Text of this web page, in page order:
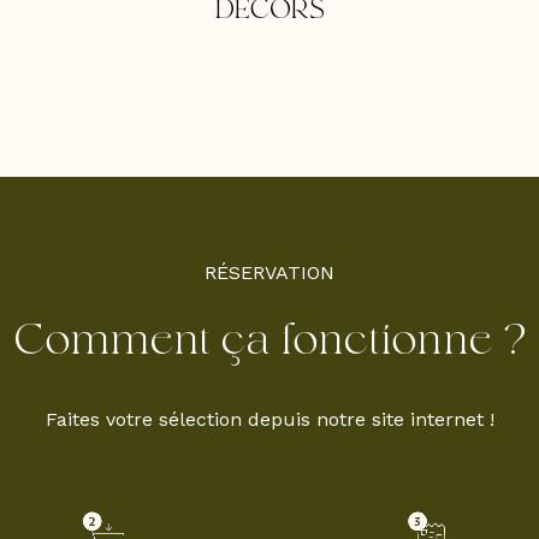
DÉCORS
RÉSERVATION
Comment ça fonctionne ?
Faites votre sélection depuis notre site internet !